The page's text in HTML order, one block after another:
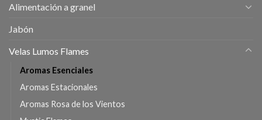
Alimentación a granel
Jabón
Velas Lumos Flames
Aromas Esenciales
Aromas Estacionales
Aromas Rosa de los Vientos